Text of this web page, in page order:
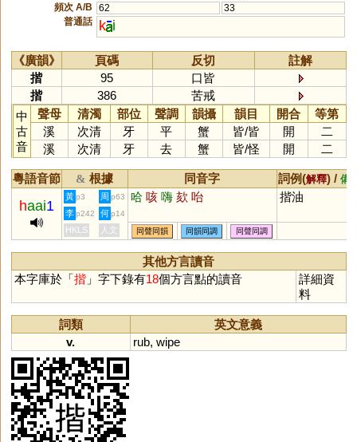
頻次 A/B
62
33
普通話
k i
《廣韻》 頁碼 反切
註解
揩
95
口皆
揩
386
苦戒
中
古
音
聲母 清濁 部位 聲調 韻攝 韻目 開合
等第
溪
次清 牙 平 蟹 皆/皆 開
二
溪
次清 牙 去 蟹 皆/怪 開 二
粵語音節 & 根據 同音字 詞例(解釋) / 備
haai1
黃 p3 周 p63 哈 咳 嗨 欬 咍 揩油
李 p242 何 p14
HKLS 人文 同聲同韻 同韻同調 同聲同調
其他方言讀音
本字庫於「揩」字下錄有18個方言點的讀音
詳細資
料
詞類
英文意義
v.
rub, wipe